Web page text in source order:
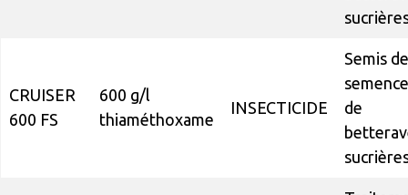
CRUISER
600 FS
600 g/l
thiaméthoxame
INSECTICIDE
Semis de
de